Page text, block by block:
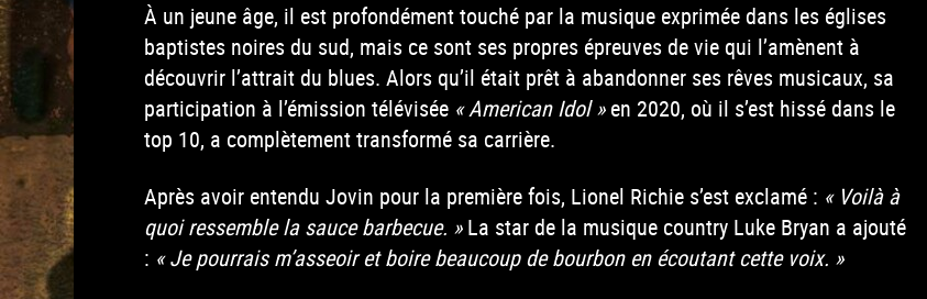
À un jeune âge, il est profondément touché par la musique exprimée dans les églises
baptistes noires du sud, mais ce sont ses propres épreuves de vie qui l’amènent à
découvrir l’attrait du blues. Alors qu’il était prêt à abandonner ses rêves musicaux, sa
participation à l’émission télévisée « American Idol »en 2020, où il s’est hissé dans le
top 10, a complètement transformé sa carrière.
Après avoir entendu Jovin pour la première fois, Lionel Richie s’est exclamé : « Voilà à
quoi ressemble la sauce barbecue. »La star de la musique country Luke Bryan a ajouté
: « Je pourrais m’asseoir et boire beaucoup de bourbon en écoutant cette voix. »